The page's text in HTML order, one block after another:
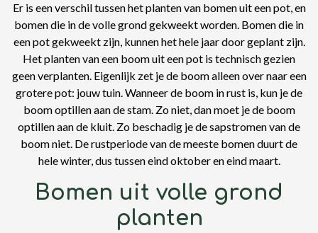
Er is een verschil tussen het planten van bomen uit een pot, en
bomen die in de volle grond gekweekt worden. Bomen die in
een pot gekweekt zijn, kunnen het hele jaar door geplant zijn.
Het planten van een boom uit een pot is technisch gezien
geen verplanten. Eigenlijk zet je de boom alleen over naar een
grotere pot: jouw tuin. Wanneer de boom in rust is, kun je de
boom optillen aan de stam. Zo niet, dan moet je de boom
optillen aan de kluit. Zo beschadig je de sapstromen van de
boom niet. De rustperiode van de meeste bomen duurt de
hele winter, dus tussen eind oktober en eind maart.
Bomen uit volle grond
planten